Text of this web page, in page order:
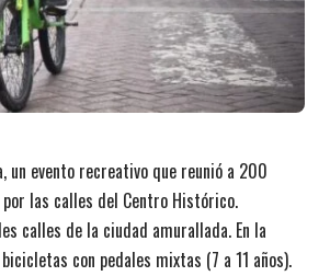
un evento recreativo que reunió a 200
las calles del Centro Histórico.
calles de la ciudad amurallada. En la
con pedales mixtas (7 a 11 años).